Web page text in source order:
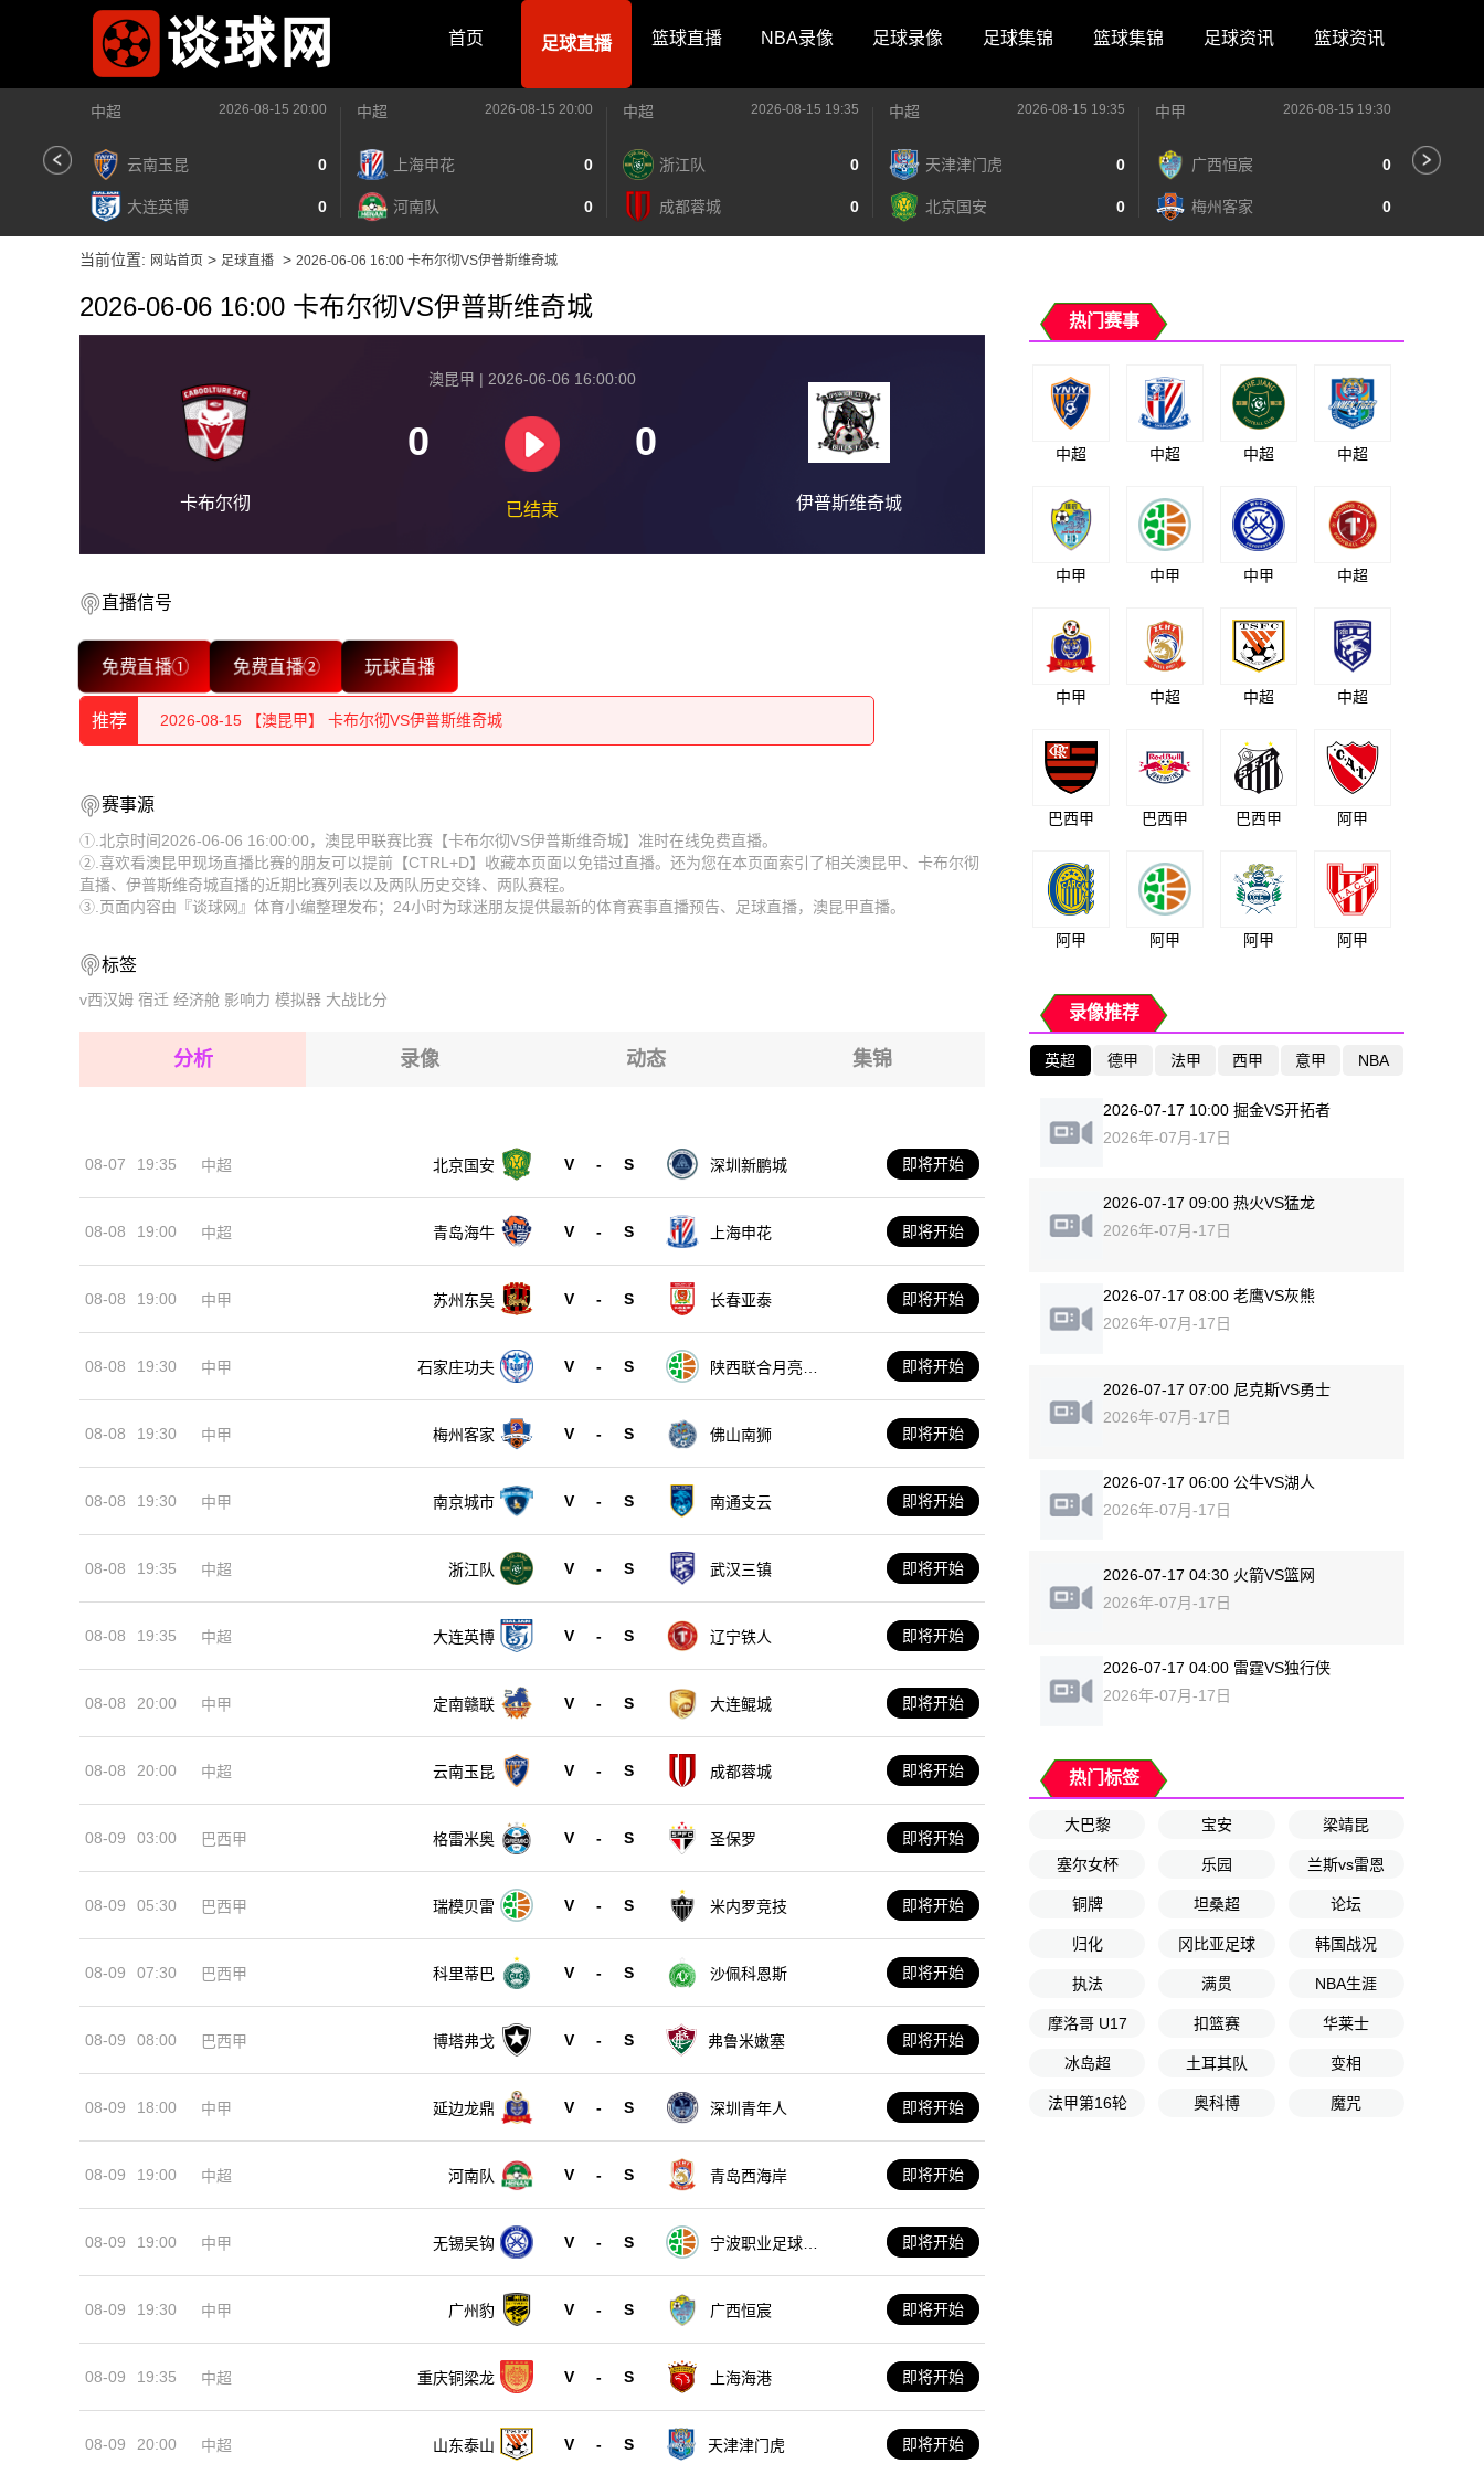
首页 足球直播 篮球直播 NBA录像 足球录像 足球集锦 篮球集锦 足球资讯 篮球资讯
中超 2026-08-15 20:00
云南玉昆 0
大连英博 0
中超 2026-08-15 20:00
上海申花 0
河南队 0
中超 2026-08-15 19:35
浙江队 0
成都蓉城 0
中超 2026-08-15 19:35
天津津门虎 0
北京国安 0
中甲 2026-08-15 19:30
广西恒宸 0
梅州客家 0
当前位置: 网站首页 > 足球直播 > 2026-06-06 16:00 卡布尔彻VS伊普斯维奇城
2026-06-06 16:00 卡布尔彻VS伊普斯维奇城
卡布尔彻
澳昆甲 | 2026-06-06 16:00:00
0 0
已结束 伊普斯维奇城
直播信号
免费直播① 免费直播② 玩球直播
推荐
2026-08-15 【澳昆甲】 卡布尔彻VS伊普斯维奇城
2026-08-15 【澳昆甲】 卡布尔彻VS伊普斯维奇城
2026-08-15 【澳昆甲】 卡布尔彻VS伊普斯维奇城
2026-08-15 【澳昆甲】 卡布尔彻VS伊普斯维奇城
2026-08-14 【澳昆甲】 卡布尔彻VS伊普斯维奇城
2026-08-15 【澳昆甲】 卡布尔彻VS伊普斯维奇城
2026-08-15 【澳昆甲】 卡布尔彻VS伊普斯维奇城
2026-08-15 【澳昆甲】 卡布尔彻VS伊普斯维奇城
2026-08-15 【澳昆甲】 卡布尔彻VS伊普斯维奇城
2026-08-14 【澳昆甲】 卡布尔彻VS伊普斯维奇城
赛事源
①.北京时间2026-06-06 16:00:00，澳昆甲联赛比赛【卡布尔彻VS伊普斯维奇城】准时在线免费直播。
②.喜欢看澳昆甲现场直播比赛的朋友可以提前【CTRL+D】收藏本页面以免错过直播。还为您在本页面索引了相关澳昆甲、卡布尔彻
直播、伊普斯维奇城直播的近期比赛列表以及两队历史交锋、两队赛程。
③.页面内容由『谈球网』体育小编整理发布；24小时为球迷朋友提供最新的体育赛事直播预告、足球直播，澳昆甲直播。
标签
v西汉姆 宿迁 经济舱 影响力 模拟器 大战比分
分析 录像 动态 集锦
08-07 19:35 中超 北京国安 V - S 深圳新鹏城 即将开始
08-08 19:00 中超 青岛海牛 V - S 上海申花 即将开始
08-08 19:00 中甲 苏州东吴 V - S 长春亚泰 即将开始
08-08 19:30 中甲 石家庄功夫 V - S
陕西联合月亮泊
即将开始
08-08 19:30 中甲 梅州客家 V - S 佛山南狮 即将开始
08-08 19:30 中甲 南京城市 V - S 南通支云 即将开始
08-08 19:35 中超 浙江队 V - S 武汉三镇 即将开始
08-08 19:35 中超 大连英博 V - S 辽宁铁人 即将开始
08-08 20:00 中甲 定南赣联 V - S 大连鲲城 即将开始
08-08 20:00 中超 云南玉昆 V - S 成都蓉城 即将开始
08-09 03:00 巴西甲 格雷米奥 V - S 圣保罗 即将开始
08-09 05:30 巴西甲 瑞模贝雷 V - S 米内罗竞技 即将开始
08-09 07:30 巴西甲 科里蒂巴 V - S 沙佩科恩斯 即将开始
08-09 08:00 巴西甲 博塔弗戈 V - S 弗鲁米嫩塞 即将开始
08-09 18:00 中甲 延边龙鼎 V - S 深圳青年人 即将开始
08-09 19:00 中超 河南队 V - S 青岛西海岸 即将开始
08-09 19:00 中甲 无锡吴钩 V - S
宁波职业足球俱
即将开始
08-09 19:30 中甲 广州豹 V - S 广西恒宸 即将开始
08-09 19:35 中超 重庆铜梁龙 V - S 上海海港 即将开始
08-09 20:00 中超 山东泰山 V - S 天津津门虎 即将开始
热门赛事
中超 中超 中超 中超
中甲 中甲 中甲 中超
中甲 中超 中超 中超
巴西甲 巴西甲 巴西甲 阿甲
阿甲 阿甲 阿甲 阿甲
录像推荐
英超 德甲 法甲 西甲 意甲 NBA
2026-07-17 10:00 掘金VS开拓者
2026年-07月-17日
2026-07-17 09:00 热火VS猛龙
2026年-07月-17日
2026-07-17 08:00 老鹰VS灰熊
2026年-07月-17日
2026-07-17 07:00 尼克斯VS勇士
2026年-07月-17日
2026-07-17 06:00 公牛VS湖人
2026年-07月-17日
2026-07-17 04:30 火箭VS篮网
2026年-07月-17日
2026-07-17 04:00 雷霆VS独行侠
2026年-07月-17日
热门标签
大巴黎 宝安 梁靖昆
塞尔女杯 乐园 兰斯vs雷恩
铜牌 坦桑超 论坛
归化 冈比亚足球 韩国战况
执法 满贯 NBA生涯
摩洛哥 U17 扣篮赛 华莱士
冰岛超 土耳其队 变相
法甲第16轮 奥科博 魔咒